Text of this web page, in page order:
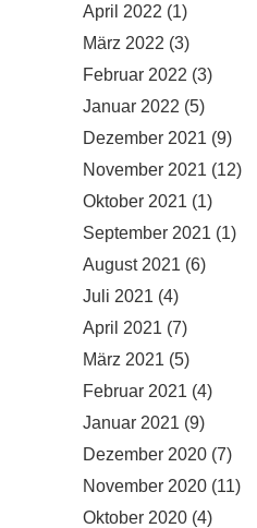
April 2022 (1)
März 2022 (3)
Februar 2022 (3)
Januar 2022 (5)
Dezember 2021 (9)
November 2021 (12)
Oktober 2021 (1)
September 2021 (1)
August 2021 (6)
Juli 2021 (4)
April 2021 (7)
März 2021 (5)
Februar 2021 (4)
Januar 2021 (9)
Dezember 2020 (7)
November 2020 (11)
Oktober 2020 (4)